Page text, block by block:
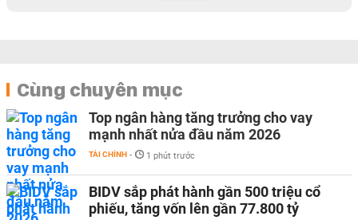
Cùng chuyên mục
Top ngân hàng tăng trưởng cho vay
mạnh nhất nửa đầu năm 2026
TÀI CHÍNH - 1 phút trước
BIDV sắp phát hành gần 500 triệu cổ
phiếu, tăng vốn lên gần 77.800 tỷ